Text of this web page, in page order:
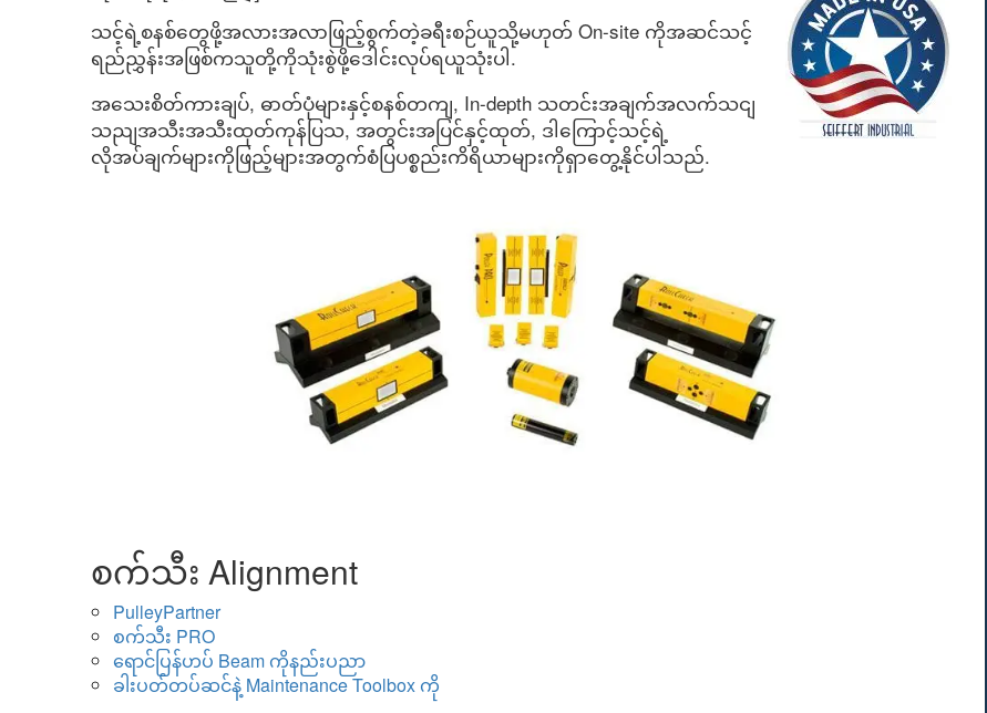
သင့်ရဲ့စနစ်တွေဖို့အလားအလာဖြည့်စွက်တဲ့ခရီးစဉ်ယူသို့မဟုတ် On-site ကိုအဆင်သင့်
ရည်ညွှန်းအဖြစ်ကသူတို့ကိုသုံးစွဲဖို့ဒေါင်းလုပ်ရယူသုံးပါ.
အသေးစိတ်ကားချပ်, ဓာတ်ပုံများနှင့်စနစ်တကျ, In-depth သတင်းအချက်အလက်သငျ
သညျအသီးအသီးထုတ်ကုန်ပြသ, အတွင်းအပြင်နှင့်ထုတ်, ဒါကြောင့်သင့်ရဲ့
လိုအပ်ချက်များကိုဖြည့်များအတွက်စံပြပစ္စည်းကိရိယာများကိုရှာတွေ့နိုင်ပါသည်.
စက်သီး Alignment
PulleyPartner
စက်သီး PRO
ရောင်ပြန်ဟပ် Beam ကိုနည်းပညာ
ခါးပတ်တပ်ဆင်နဲ့ Maintenance Toolbox ကို